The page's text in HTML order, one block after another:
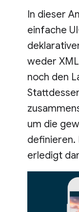
In dieser
einfache
weder
noch den
um die
definieren.
erledigt